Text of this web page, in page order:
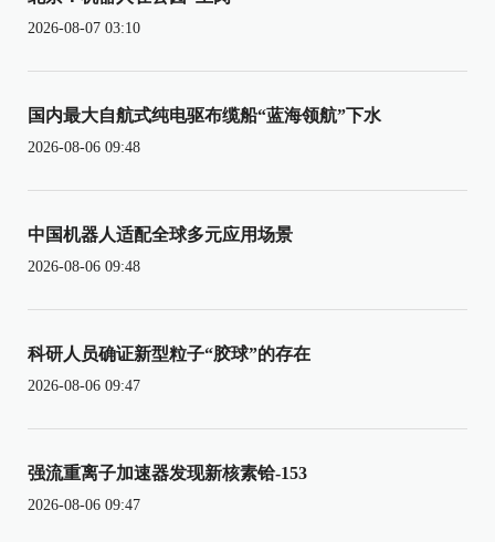
2026-08-07 03:10
国内最大自航式纯电驱布缆船“蓝海领航”下水
2026-08-06 09:48
中国机器人适配全球多元应用场景
2026-08-06 09:48
科研人员确证新型粒子“胶球”的存在
2026-08-06 09:47
强流重离子加速器发现新核素铪-153
2026-08-06 09:47